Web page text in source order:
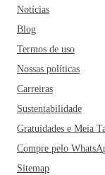
Notícias
Blog
Termos de uso
Nossas políticas
Carreiras
Sustentabilidade
Gratuidades e Meia
Compre pelo
Sitemap